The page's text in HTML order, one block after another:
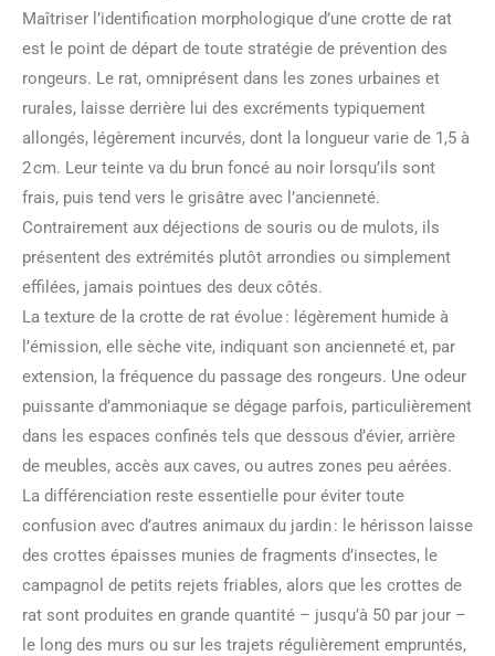
Maîtriser l’identification morphologique d’une crotte de rat
est le point de départ de toute stratégie de prévention des
rongeurs. Le rat, omniprésent dans les zones urbaines et
rurales, laisse derrière lui des excréments typiquement
allongés, légèrement incurvés, dont la longueur varie de 1,5 à
2 cm. Leur teinte va du brun foncé au noir lorsqu’ils sont
frais, puis tend vers le grisâtre avec l’ancienneté.
Contrairement aux déjections de souris ou de mulots, ils
présentent des extrémités plutôt arrondies ou simplement
effilées, jamais pointues des deux côtés.
La texture de la crotte de rat évolue : légèrement humide à
l’émission, elle sèche vite, indiquant son ancienneté et, par
extension, la fréquence du passage des rongeurs. Une odeur
puissante d’ammoniaque se dégage parfois, particulièrement
dans les espaces confinés tels que dessous d’évier, arrière
de meubles, accès aux caves, ou autres zones peu aérées.
La différenciation reste essentielle pour éviter toute
confusion avec d’autres animaux du jardin : le hérisson laisse
des crottes épaisses munies de fragments d’insectes, le
campagnol de petits rejets friables, alors que les crottes de
rat sont produites en grande quantité – jusqu’à 50 par jour –
le long des murs ou sur les trajets régulièrement empruntés,